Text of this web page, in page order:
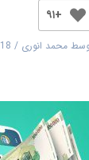
+۹۱
محمد انوری 18 نوامبر 2020